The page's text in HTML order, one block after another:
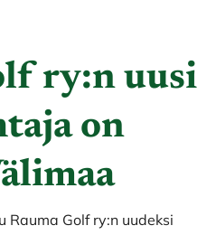
ry:n uusi
on
Golf ry:n uudeksi